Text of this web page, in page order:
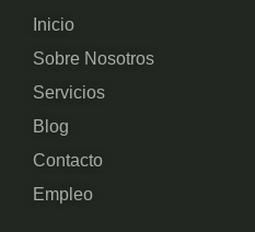
Inicio
Sobre Nosotros
Servicios
Blog
Contacto
Empleo